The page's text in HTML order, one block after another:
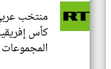
منتخب
المجموعات